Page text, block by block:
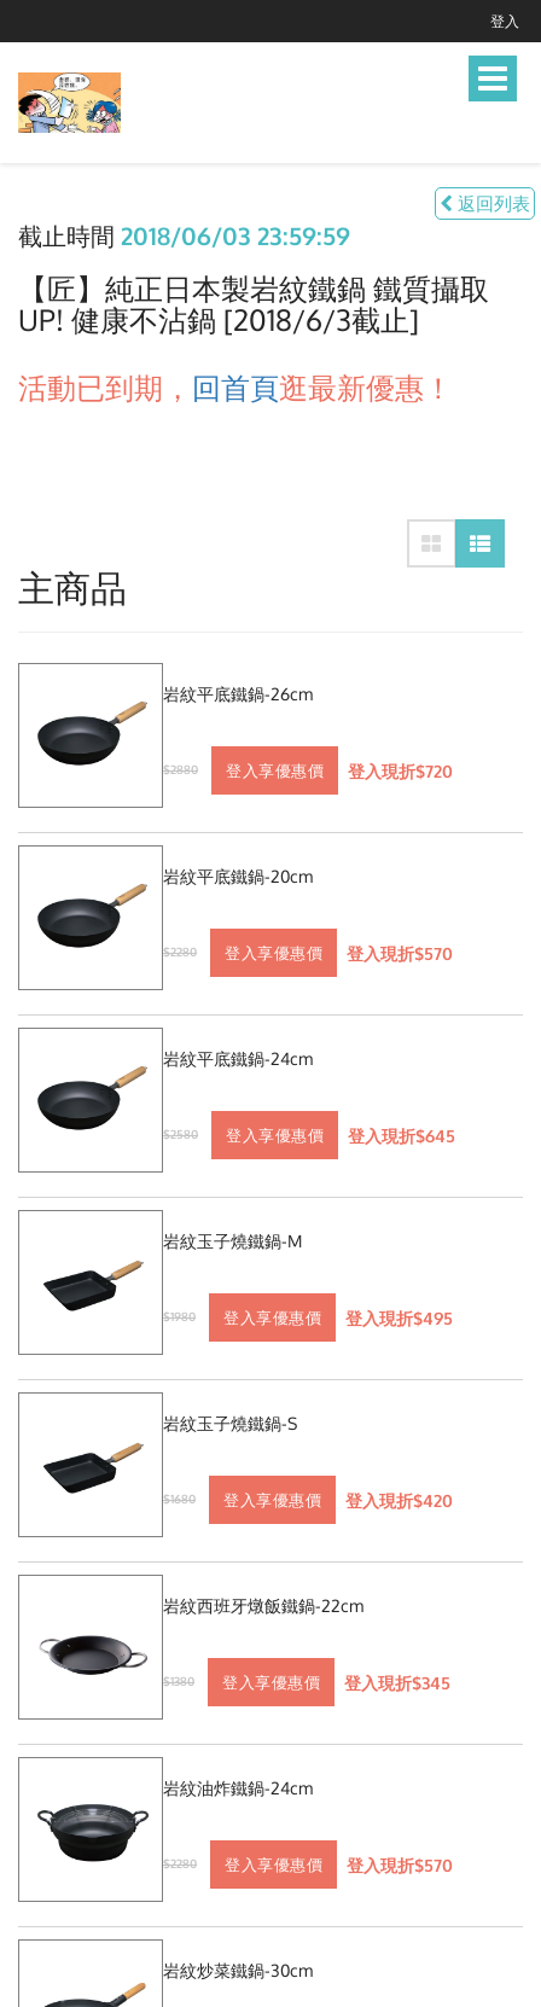
登入
Toggle
返回列表
截止時間 2018/06/03 23:59:59
【匠】純正日本製岩紋鐵鍋 鐵質攝取
UP! 健康不沾鍋 [2018/6/3截止]
活動已到期， 回首頁逛最新優惠！
主商品
岩紋平底鐵鍋-26cm
$2880 登入享優惠價 登入現折$720
岩紋平底鐵鍋-20cm
$2280 登入享優惠價 登入現折$570
岩紋平底鐵鍋-24cm
$2580 登入享優惠價 登入現折$645
岩紋玉子燒鐵鍋-M
$1980 登入享優惠價 登入現折$495
岩紋玉子燒鐵鍋-S
$1680 登入享優惠價 登入現折$420
岩紋西班牙燉飯鐵鍋-22cm
$1380 登入享優惠價 登入現折$345
岩紋油炸鐵鍋-24cm
$2280 登入享優惠價 登入現折$570
岩紋炒菜鐵鍋-30cm